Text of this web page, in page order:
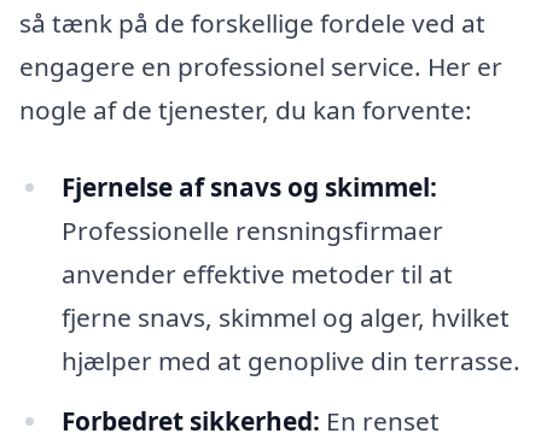
så tænk på de forskellige fordele ved at
engagere en professionel service. Her er
nogle af de tjenester, du kan forvente:
Fjernelse af snavs og skimmel:
Professionelle rensningsfirmaer
anvender effektive metoder til at
fjerne snavs, skimmel og alger, hvilket
hjælper med at genoplive din terrasse.
Forbedret sikkerhed: En renset